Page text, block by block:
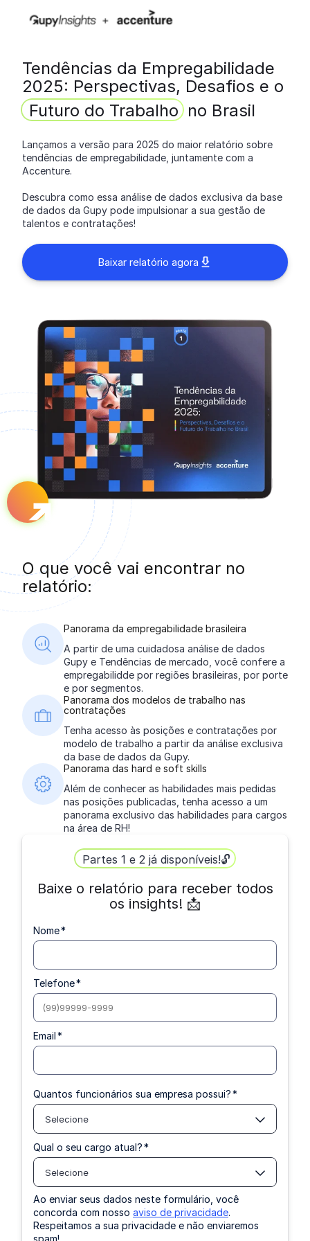
Tendências da Empregabilidade
2025: Perspectivas, Desafios e o
Futuro do Trabalho no Brasil
Lançamos a versão para 2025 do maior relatório sobre
tendências de empregabilidade, juntamente com a
Accenture.
Descubra como essa análise de dados exclusiva da base
de dados da Gupy pode impulsionar a sua gestão de
talentos e contratações!
Baixar relatório agora
O que você vai encontrar no
relatório:
Panorama da empregabilidade brasileira
A partir de uma cuidadosa análise de dados
Gupy e Tendências de mercado, você confere a
empregabilidde por regiões brasileiras, por porte
e por segmentos.
Panorama dos modelos de trabalho nas
contratações
Tenha acesso às posições e contratações por
modelo de trabalho a partir da análise exclusiva
da base de dados da Gupy.
Panorama das hard e soft skills
Além de conhecer as habilidades mais pedidas
nas posições publicadas, tenha acesso a um
panorama exclusivo das habilidades para cargos
na área de RH!
Partes 1 e 2 já disponíveis!🔓
Baixe o relatório para receber todos
os insights! 📩
Nome*
Telefone*
Email*
Quantos funcionários sua empresa possui?*
Selecione
Qual o seu cargo atual?*
Selecione
Ao enviar seus dados neste formulário, você
concorda com nosso aviso de privacidade.
Respeitamos a sua privacidade e não enviaremos
spam!